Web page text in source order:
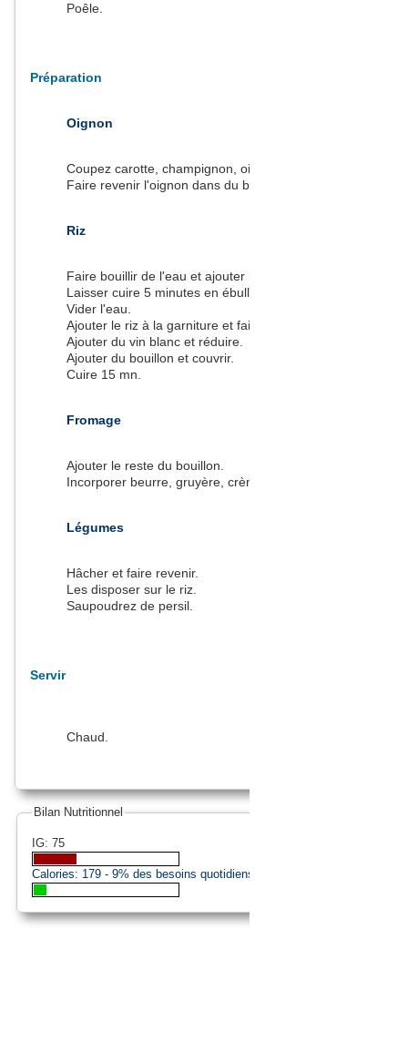
Poêle.
Préparation
Oignon
Coupez carotte, champignon, oignon.
Faire revenir l'oignon dans du beurre et de l'huile.
Riz
Faire bouillir de l'eau et ajouter le riz.
Laisser cuire 5 minutes en ébullition toujours.
Vider l'eau.
Ajouter le riz à la garniture et faire revenir 2mn.
Ajouter du vin blanc et réduire.
Ajouter du bouillon et couvrir.
Cuire 15 mn.
Fromage
Ajouter le reste du bouillon.
Incorporer beurre, gruyère, crème.
Légumes
Hâcher et faire revenir.
Les disposer sur le riz.
Saupoudrez de persil.
Servir
Chaud.
Bilan Nutritionnel
IG: 75
Calories: 179 - 9% des besoins quotidiens (approximation).